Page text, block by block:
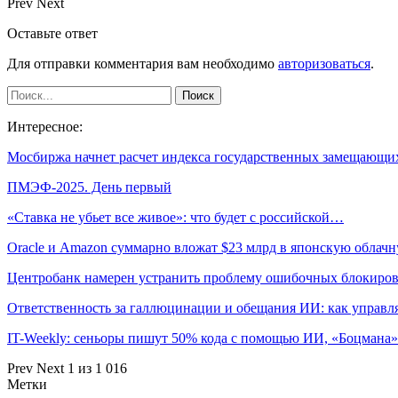
Prev Next
Оставьте ответ
Для отправки комментария вам необходимо авторизоваться.
Интересное:
Мосбиржа начнет расчет индекса государственных
ПМЭФ-2025. День первый
«‎Ставка не убьет все живое»: что будет с российской…
Oracle и Amazon суммарно вложат $23 млрд в японскую
Центробанк намерен устранить проблему ошибочных
Ответственность за галлюцинации и обещания ИИ: как
IT-Weekly: сеньоры пишут 50% кода с помощью ИИ,
Prev Next 1 из 1 016
Метки